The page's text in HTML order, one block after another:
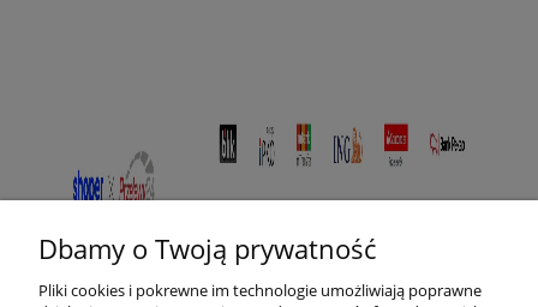
Dbamy o Twoją prywatność
Pliki cookies i pokrewne im technologie umożliwiają poprawne